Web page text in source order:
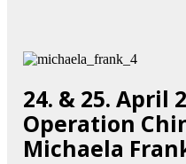
24. & 25. April
Operation
Michaela